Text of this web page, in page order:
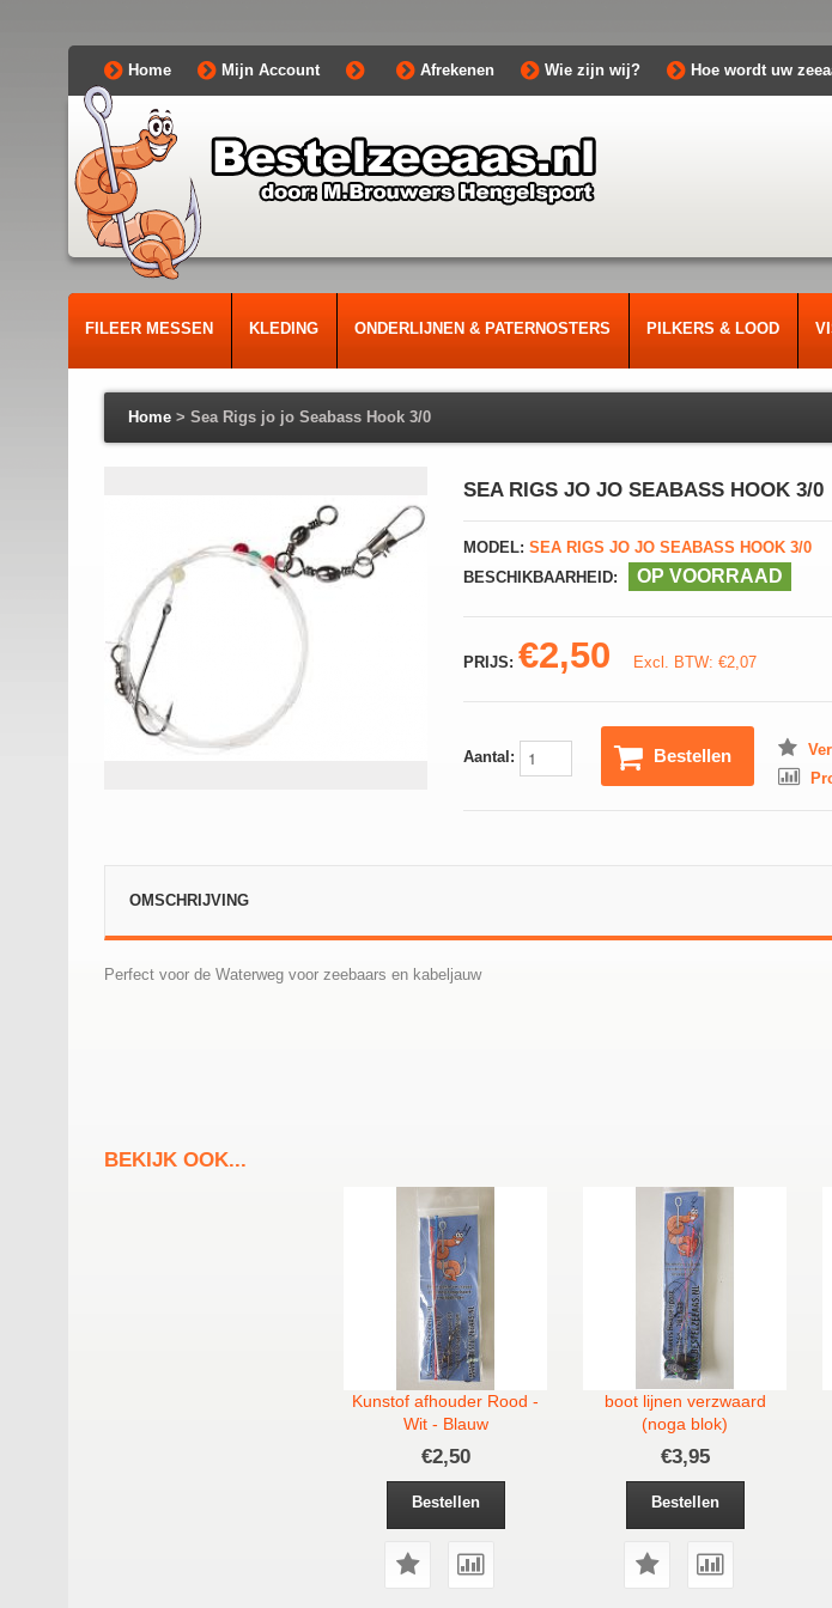
Home Mijn Account Afrekenen Wie zijn wij? Hoe wordt uw
FILEER MESSEN KLEDING ONDERLIJNEN & PATERNOSTERS PILKERS & LOOD
Home > Sea Rigs jo jo Seabass Hook 3/0
SEA RIGS JO JO SEABASS HOOK 3/0
MODEL: SEA RIGS JO JO SEABASS HOOK 3/0
BESCHIKBAARHEID:
OP VOORRAAD
PRIJS: €2,50 Excl. BTW: €2,07
Aantal: Bestellen
OMSCHRIJVING
Perfect voor de Waterweg voor zeebaars en kabeljauw
BEKIJK OOK...
Kunstof afhouder Rood -
Wit - Blauw
€2,50
Bestellen
boot lijnen verzwaard
(noga blok)
€3,95
Bestellen